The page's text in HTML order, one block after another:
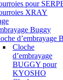
pour
XRAY
Buggy
d’embrayage
Cloche
d’embrayage
BUGGY pour
KYOSHO